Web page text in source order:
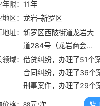
限： 11年
地区：龙岩–新罗区
地址：新罗区西陂街道龙岩大
道284号（龙岩商会大
厦）D幢801、803
领域：借贷纠纷，办理了51个
合同纠纷，办理了36个
刑事案件，办理了29个